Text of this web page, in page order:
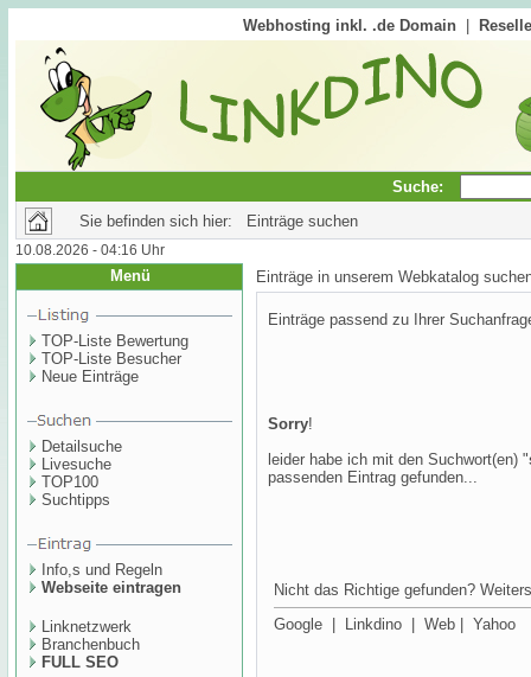
Webhosting inkl. .de Domain
Suche:
Sie befinden sich hier: Einträge suchen
10.08.2026 - 04:16 Uhr
Menü
TOP-Liste Bewertung
TOP-Liste Besucher
Neue Einträge
Detailsuche
Livesuche
TOP100
Suchtipps
Info,s und Regeln
Webseite eintragen
Linknetzwerk
Branchenbuch
FULL SEO
Einträge in unserem Webkatalog
Einträge passend zu Ihrer
Sorry!
leider habe ich mit den Suchwort(en) "
passenden Eintrag gefunden...
Nicht das Richtige gefunden?
Google
Linkdino Web Yahoo